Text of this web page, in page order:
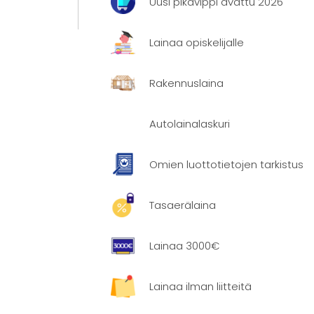
Lainaa opiskelijalle
Rakennuslaina
Autolainalaskuri
Omien luottotietojen tarkistus
Tasaerälaina
Lainaa 3000€
Lainaa ilman liitteitä